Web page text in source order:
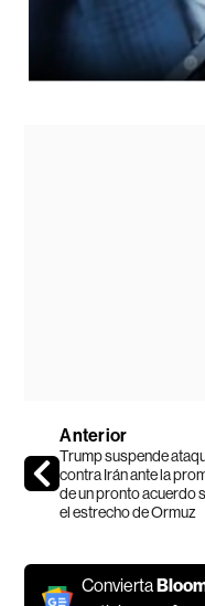
Anterior
Trump suspende
contra Irán ante la
de un pronto acuerdo
el estrecho de Ormuz
Convierta